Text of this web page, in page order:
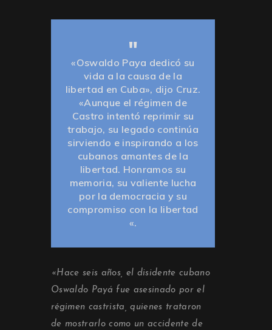
«Oswaldo Paya dedicó su
vida a la causa de la
libertad en Cuba», dijo Cruz.
«Aunque el régimen de
Castro intentó reprimir su
trabajo, su legado continúa
sirviendo e inspirando a los
cubanos amantes de la
libertad. Honramos su
memoria, su valiente lucha
por la democracia y su
compromiso con la libertad
«.
«Hace seis años, el disidente cubano
Oswaldo Payá fue asesinado por el
régimen castrista, quienes trataron
de mostrarlo como un accidente de